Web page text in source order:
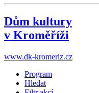
Dům kultury
v Kroměříži
www.dk-kromeriz.cz
Program
Hledat